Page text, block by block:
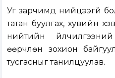
Уг зарчимд нийцээгүй
татан буулгах, хувийн
нийтийн
өөрчлөн зохион
тусгасныг танилцуулав.